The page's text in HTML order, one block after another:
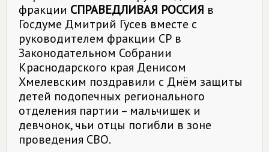
фракции СПРАВЕДЛИВАЯ РОССИЯ в
Госдуме Дмитрий Гусев вместе с
руководителем фракции СР в
Законодательном Собрании
Краснодарского края Денисом
Хмелевским поздравили с Днём защиты
детей подопечных регионального
отделения партии – мальчишек и
девчонок, чьи отцы погибли в зоне
проведения СВО.